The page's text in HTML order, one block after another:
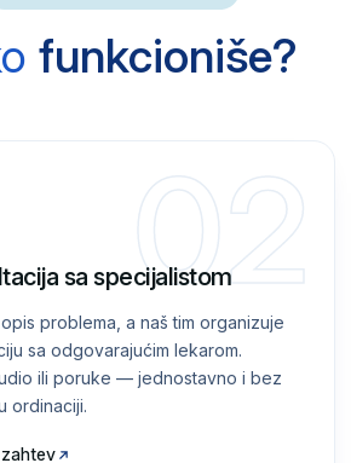
funkcioniše?
02
sa specijalistom
problema, a naš tim organizuje
sa odgovarajućim lekarom.
ili poruke — jednostavno i bez
ordinaciji.